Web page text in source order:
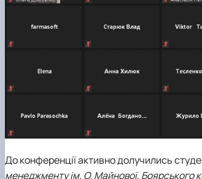
До конференції активно долучились
менеджменту ім. О. Майнової, Боярського